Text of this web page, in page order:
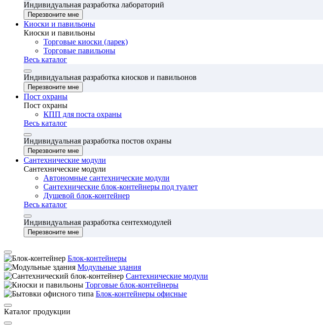
Индивидуальная разработка лабораторий
Перезвоните мне
Киоски и павильоны
Киоски и павильоны
Торговые киоски (ларек)
Торговые павильоны
Весь каталог
Индивидуальная разработка киосков и павильонов
Перезвоните мне
Пост охраны
Пост охраны
КПП для поста охраны
Весь каталог
Индивидуальная разработка постов охраны
Перезвоните мне
Сантехнические модули
Сантехнические модули
Автономные сантехнические модули
Сантехнические блок-контейнеры под туалет
Душевой блок-контейнер
Весь каталог
Индивидуальная разработка сентехмодулей
Перезвоните мне
Блок-контейнеры
Модульные здания
Сантехнические модули
Торговые блок-контейнеры
Блок-контейнеры офисные
Каталог продукции